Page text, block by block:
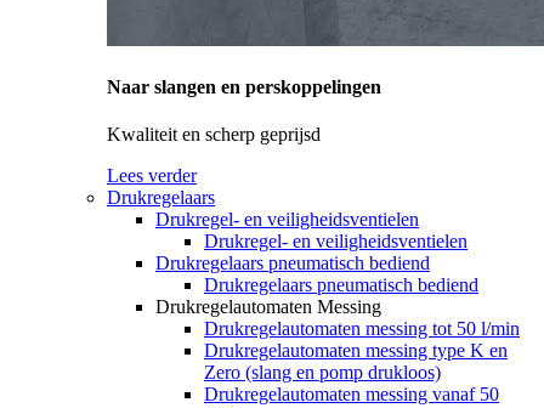
Naar slangen en perskoppelingen
Kwaliteit en scherp geprijsd
Lees verder
Drukregelaars
Drukregel- en veiligheidsventielen
Drukregel- en veiligheidsventielen
Drukregelaars pneumatisch bediend
Drukregelaars pneumatisch bediend
Drukregelautomaten Messing
Drukregelautomaten messing tot 50 l/min
Drukregelautomaten messing type K en
Zero (slang en pomp drukloos)
Drukregelautomaten messing vanaf 50